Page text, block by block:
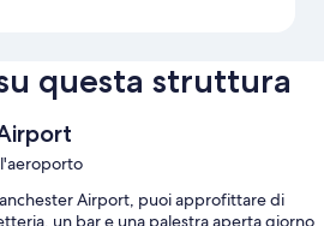
questa struttura
Airport, puoi approfittare di
un bar e una palestra aperta giorno